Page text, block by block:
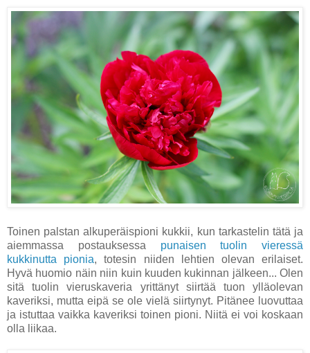
Toinen palstan alkuperäispioni kukkii, kun tarkastelin tätä ja
aiemmassa postauksessa punaisen tuolin vieressä
kukkinutta pionia, totesin niiden lehtien olevan erilaiset.
Hyvä huomio näin niin kuin kuuden kukinnan jälkeen... Olen
sitä tuolin vieruskaveria yrittänyt siirtää tuon ylläolevan
kaveriksi, mutta eipä se ole vielä siirtynyt. Pitänee luovuttaa
ja istuttaa vaikka kaveriksi toinen pioni. Niitä ei voi koskaan
olla liikaa.